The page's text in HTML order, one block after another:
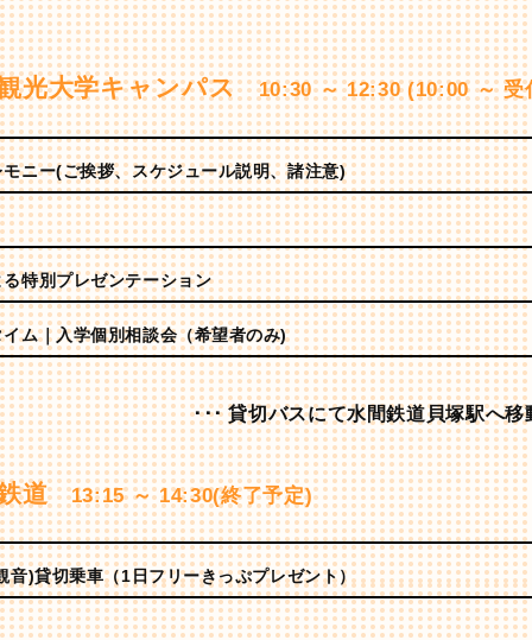
光大学キャンパス 10:30 ～ 12:30 (10:00 ～ 受
ニー(ご挨拶、スケジュール説明、諸注意)
特別プレゼンテーション
ム｜入学個別相談会（希望者のみ)
･･･ 貸切バスにて水間鉄道貝塚駅へ移
道 13:15 ～ 14:30(終了予定)
音)貸切乗車（1日フリーきっぷプレゼント）